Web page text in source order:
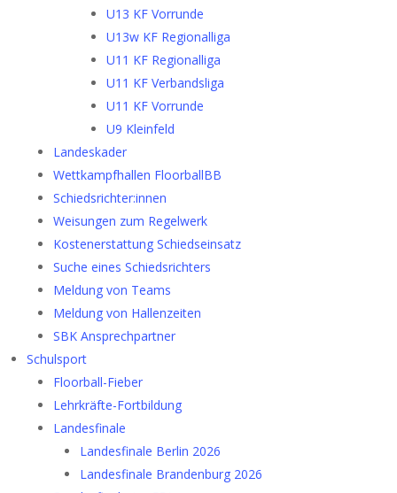
U13 KF Vorrunde
U13w KF Regionalliga
U11 KF Regionalliga
U11 KF Verbandsliga
U11 KF Vorrunde
U9 Kleinfeld
Landeskader
Wettkampfhallen FloorballBB
Schiedsrichter:innen
Weisungen zum Regelwerk
Kostenerstattung Schiedseinsatz
Suche eines Schiedsrichters
Meldung von Teams
Meldung von Hallenzeiten
SBK Ansprechpartner
Schulsport
Floorball-Fieber
Lehrkräfte-Fortbildung
Landesfinale
Landesfinale Berlin 2026
Landesfinale Brandenburg 2026